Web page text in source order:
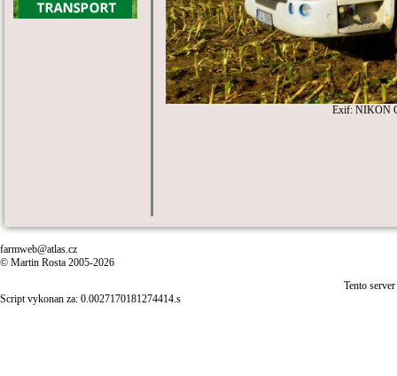
Exif: NIKON
farmweb@atlas.cz
© Martin Rosta 2005-2026
Tento
Script vykonan za: 0.0027170181274414.s